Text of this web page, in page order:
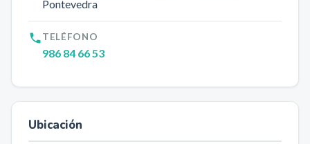
Pontevedra
TELÉFONO
986 84 66 53
Ubicación